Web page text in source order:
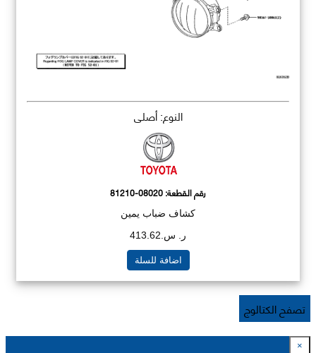
النوع: أصلي
رقم القطعة:81210-08020
كشاف ضباب يمين
ر. س.413.62
اضافة للسلة
تصفح الكتالوج
×